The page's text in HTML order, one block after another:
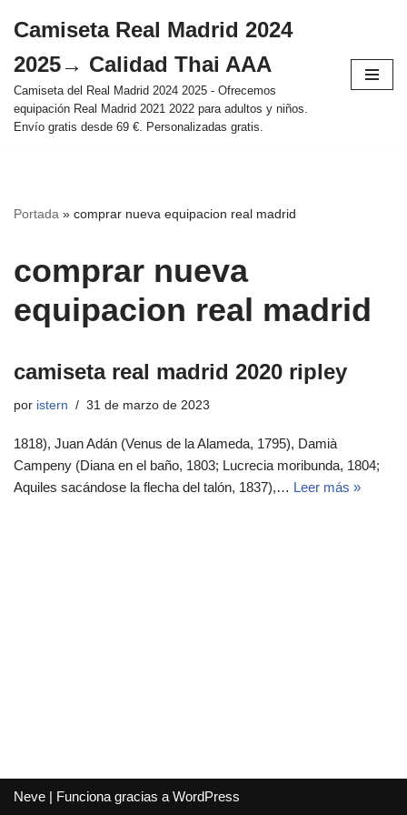
al
contenido
Camiseta Real Madrid 2024
2025→ Calidad Thai AAA
Camiseta del Real Madrid 2024 2025 - Ofrecemos
equipación Real Madrid 2021 2022 para adultos y niños.
Envío gratis desde 69 €. Personalizadas gratis.
Portada » comprar nueva equipacion real madrid
comprar nueva
equipacion real madrid
camiseta real madrid 2020 ripley
por istern 31 de marzo de 2023
1818), Juan Adán (Venus de la Alameda, 1795), Damià
Campeny (Diana en el baño, 1803; Lucrecia moribunda, 1804;
Aquiles sacándose la flecha del talón, 1837),… Leer más »
Neve | Funciona gracias a WordPress